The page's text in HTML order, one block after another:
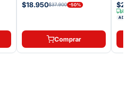
$18.950$37.900 -50%
Comprar
ADDI